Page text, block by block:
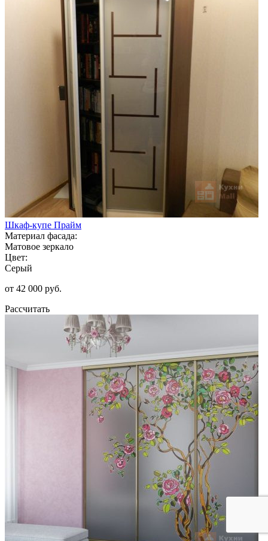
Шкаф-купе Прайм
Материал фасада:
Матовое зеркало
Цвет:
Серый
от 42 000 руб.
Рассчитать